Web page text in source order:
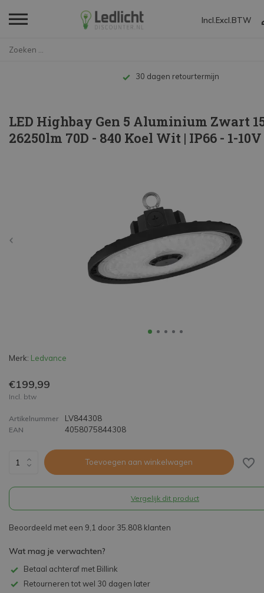
Incl. Excl. BTW
Tot 10 jaar garantie
LED Highbay Gen 5 Aluminium Zwart
26250lm 70D - 840 Koel Wit | IP66 - 1-
Merk: Ledvance
€199,99
Incl. btw
Artikelnummer LV844308
EAN 4058075844308
Toevoegen aan winkelwagen
Vergelijk dit product
Beoordeeld met een 9,1 door 35.808 klanten
Wat mag je verwachten?
Betaal achteraf met Billink
Retourneren tot wel 30 dagen later